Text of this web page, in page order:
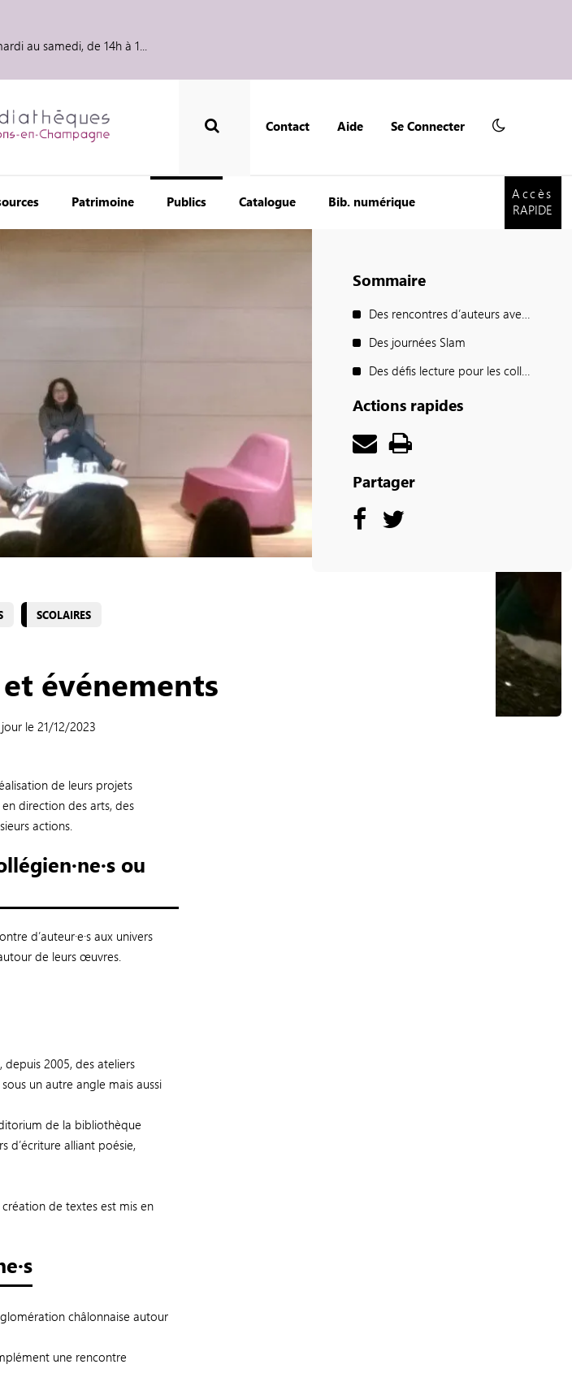
au samedi, de 14h à 1...
Contact Aide
Se Connecter
Patrimoine Publics Catalogue Bib. numérique
Accès
RAPIDE
SCOLAIRES
événements
le 21/12/2023
de leurs projets
direction des arts, des
actions.
ou
d’auteur·e·s aux univers
de leurs œuvres.
2005, des ateliers
un autre angle mais aussi
de la bibliothèque
d’écriture alliant poésie,
création de textes est mis en
châlonnaise autour
une rencontre
Sommaire
Des rencontres d’auteurs avec des collégien·ne·s ou des lycéen·ne·s
Des journées Slam
Des défis lecture pour les collégien·ne·s
Actions rapides
Partager